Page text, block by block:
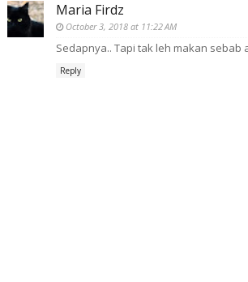
Maria Firdz
October 3, 2018 at 11:22 AM
Sedapnya.. Tapi tak leh makan sebab
Reply